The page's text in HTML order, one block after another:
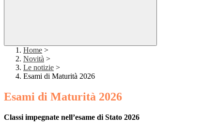
Home >
Novità >
Le notizie >
Esami di Maturità 2026
Esami di Maturità 2026
Classi impegnate nell’esame di Stato 2026